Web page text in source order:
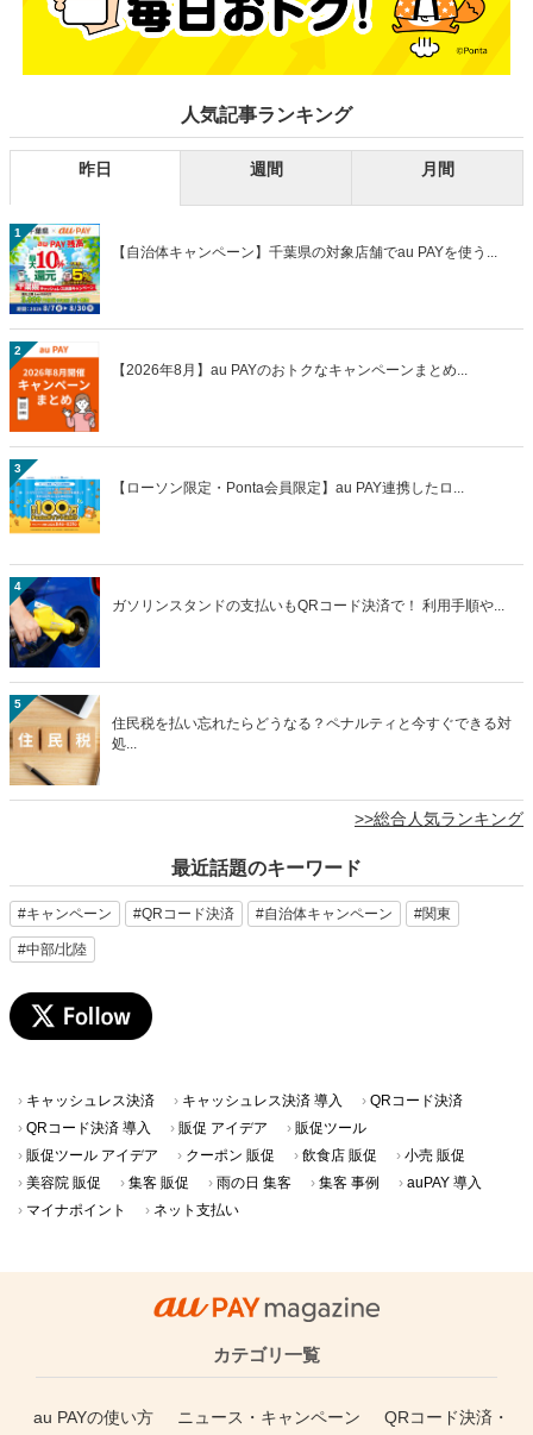
人気記事ランキング
昨日 週間 月間
1
【自治体キャンペーン】千葉県の対象店舗でau PAYを使う...
2
【2026年8月】au PAYのおトクなキャンペーンまとめ...
3
【ローソン限定・Ponta会員限定】au PAY連携したロ...
4
ガソリンスタンドの支払いもQRコード決済で！ 利用手順や...
5
住民税を払い忘れたらどうなる？ペナルティと今すぐできる対
処...
>>総合人気ランキング
最近話題のキーワード
#キャンペーン #QRコード決済 #自治体キャンペーン #関東
#中部/北陸
キャッシュレス決済 キャッシュレス決済 導入
QRコード決済
QRコード決済 導入
販促 アイデア
販促ツール
販促ツール アイデア
クーポン 販促 飲食店 販促
小売 販促
美容院 販促
集客 販促 雨の日 集客 集客 事例
auPAY 導入
マイナポイント
ネット支払い
カテゴリ一覧
au PAYの使い方 ニュース・キャンペーン
QRコード決済・